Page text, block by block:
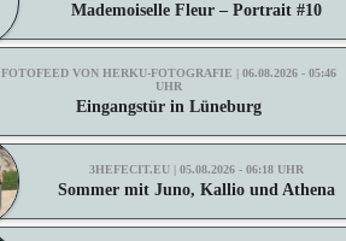
Mademoiselle Fleur – Portrait #10
FOTOFEED VON HERKU-FOTOGRAFIE | 06.08.2026 - 05:46
UHR
Eingangstür in Lüneburg
3HEFECIT.EU | 05.08.2026 - 06:18 UHR
Sommer mit Juno, Kallio und Athena